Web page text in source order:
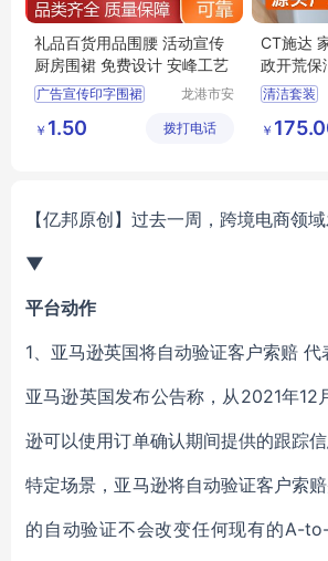
礼品百货用品围腰 活动宣传
厨房围裙 免费设计 安峰工艺
广告宣传印字围裙
一次性涤纶火锅围裙
龙港市安
品厂（个
￥ 1.50 拨打电话
CT施达
政开荒保
布刷子组合
清洁套装
开荒保洁
￥
【亿邦原创】 过去一周，跨境电商领域
▼
平台动作
1、亚马逊英国将自动验证客户索赔 代
亚马逊英国发布公告称，从2021年12
逊可以使用订单确认期间提供的跟踪
特定场景，亚马逊将自动验证客户索
的自动验证不会改变任何现有的A-